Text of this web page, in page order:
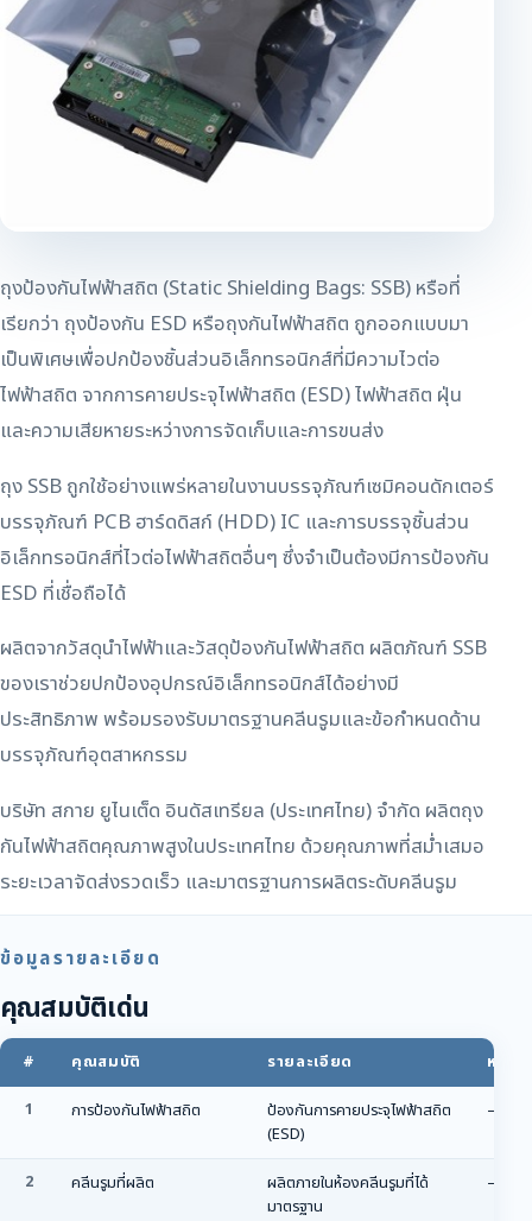
ถุงป้องกันไฟฟ้าสถิต (Static Shielding Bags: SSB) หรือที่
เรียกว่า ถุงป้องกัน ESD หรือถุงกันไฟฟ้าสถิต ถูกออกแบบมา
เป็นพิเศษเพื่อปกป้องชิ้นส่วนอิเล็กทรอนิกส์ที่มีความไวต่อ
ไฟฟ้าสถิต จากการคายประจุไฟฟ้าสถิต (ESD) ไฟฟ้าสถิต ฝุ่น
และความเสียหายระหว่างการจัดเก็บและการขนส่ง
ถุง SSB ถูกใช้อย่างแพร่หลายในงานบรรจุภัณฑ์เซมิคอนดักเตอร์
บรรจุภัณฑ์ PCB ฮาร์ดดิสก์ (HDD) IC และการบรรจุชิ้นส่วน
อิเล็กทรอนิกส์ที่ไวต่อไฟฟ้าสถิตอื่นๆ ซึ่งจำเป็นต้องมีการป้องกัน
ESD ที่เชื่อถือได้
ผลิตจากวัสดุนำไฟฟ้าและวัสดุป้องกันไฟฟ้าสถิต ผลิตภัณฑ์ SSB
ของเราช่วยปกป้องอุปกรณ์อิเล็กทรอนิกส์ได้อย่างมี
ประสิทธิภาพ พร้อมรองรับมาตรฐานคลีนรูมและข้อกำหนดด้าน
บรรจุภัณฑ์อุตสาหกรรม
บริษัท สกาย ยูไนเต็ด อินดัสเทรียล (ประเทศไทย) จำกัด ผลิตถุง
กันไฟฟ้าสถิตคุณภาพสูงในประเทศไทย ด้วยคุณภาพที่สม่ำเสมอ
ระยะเวลาจัดส่งรวดเร็ว และมาตรฐานการผลิตระดับคลีนรูม
ข้อมูลรายละเอียด
คุณสมบัติเด่น
# คุณสมบัติ รายละเอียด
หมาย
1
การป้องกันไฟฟ้าสถิต
ป้องกันการคายประจุไฟฟ้าสถิต
(ESD)
—
2 คลีนรูมที่ผลิต
ผลิตภายในห้องคลีนรูมที่ได้
มาตรฐาน
—